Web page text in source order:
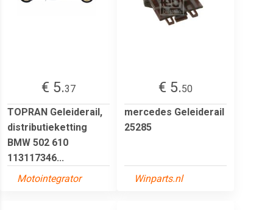
€ 5.37
TOPRAN Geleiderail,
distributieketting
BMW 502 610
113117346...
Motointegrator
€ 5.50
mercedes Geleiderail
25285
Winparts.nl